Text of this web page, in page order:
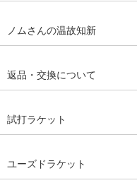
ノムさんの温故知新
返品・交換について
試打ラケット
ユーズドラケット